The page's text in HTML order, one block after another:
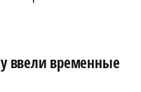
ввели временные